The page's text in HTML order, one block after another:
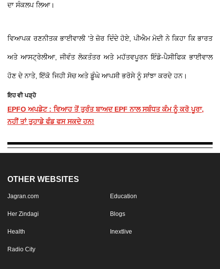
ਦਾ ਸੰਕਲਪ ਲਿਆ।
ਵਿਆਪਕ ਰਣਨੀਤਕ ਭਾਈਵਾਲੀ 'ਤੇ ਜ਼ੋਰ ਦਿੰਦੇ ਹੋਏ, ਪੀਐਮ ਮੋਦੀ ਨੇ ਕਿਹਾ ਕਿ ਭਾਰਤ
ਅਤੇ ਆਸਟ੍ਰੇਲੀਆ, ਜੀਵੰਤ ਲੋਕਤੰਤਰ ਅਤੇ ਮਹੱਤਵਪੂਰਨ ਇੰਡੋ-ਪੈਸੀਫਿਕ ਭਾਈਵਾਲ
ਹੋਣ ਦੇ ਨਾਤੇ, ਇੱਕੋ ਜਿਹੀ ਸੋਚ ਅਤੇ ਡੂੰਘੇ ਆਪਸੀ ਭਰੋਸੇ ਨੂੰ ਸਾਂਝਾ ਕਰਦੇ ਹਨ।
ਇਹ ਵੀ ਪੜ੍ਹੋ
EPFO ਅਪਡੇਟ : ਵਿਆਹ ਤੋਂ ਤੁਰੰਤ ਬਾਅਦ EPF ਨਾਲ ਸਬੰਧਤ ਕੰਮ ਨੂੰ ਕਰੋ ਪੂਰਾ,
ਨਹੀਂ ਤਾਂ ਤੁਹਾਡੇ ਫੰਡ ਫਸ ਸਕਦੇ ਹਨ!
OTHER WEBSITES
Jagran.com Education
Her Zindagi Blogs
Health Inextlive
Radio City